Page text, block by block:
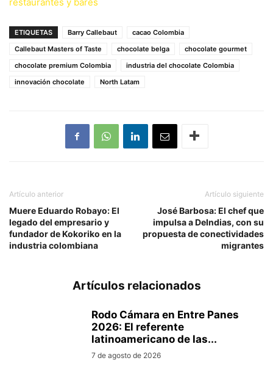
ETIQUETAS Barry Callebaut
cacao Colombia
Callebaut Masters of Taste
chocolate belga
chocolate gourmet
chocolate premium Colombia
industria del chocolate Colombia
innovación chocolate
North Latam
Artículo anterior
Muere Eduardo Robayo: El
legado del empresario y
fundador de Kokoriko en la
industria colombiana
Artículo siguiente
José Barbosa: El chef que
impulsa a DeIndias, con su
propuesta de conectividades
migrantes
Artículos relacionados
Rodo Cámara en Entre Panes
2026: El referente
latinoamericano de las...
7 de agosto de 2026